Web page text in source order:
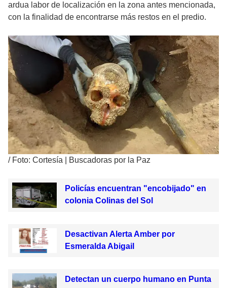
ardua labor de localización en la zona antes mencionada,
con la finalidad de encontrarse más restos en el predio.
/ Foto: Cortesía | Buscadoras por la Paz
Policías encuentran "encobijado" en
colonia Colinas del Sol
Desactivan Alerta Amber por
Esmeralda Abigail
Detectan un cuerpo humano en Punta